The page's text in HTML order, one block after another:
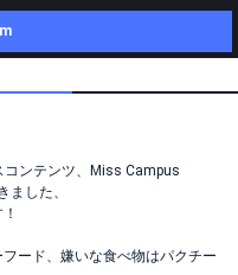
コンテンツ、Miss Campus
した、
ード、嫌いな食べ物はパクチー